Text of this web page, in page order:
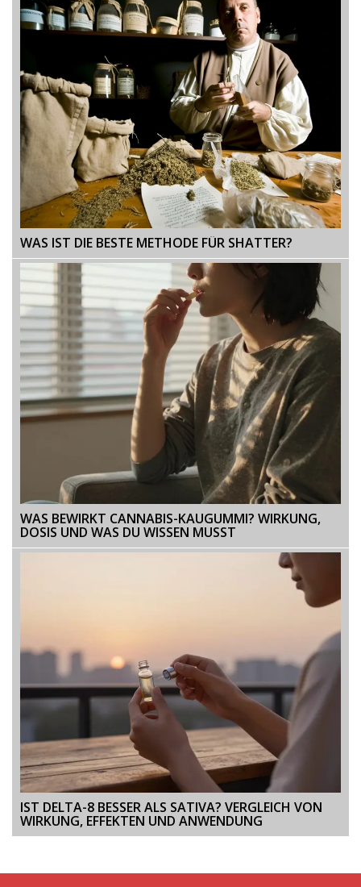
WAS IST DIE BESTE METHODE FÜR SHATTER?
WAS BEWIRKT CANNABIS-KAUGUMMI? WIRKUNG,
DOSIS UND WAS DU WISSEN MUSST
IST DELTA-8 BESSER ALS SATIVA? VERGLEICH VON
WIRKUNG, EFFEKTEN UND ANWENDUNG